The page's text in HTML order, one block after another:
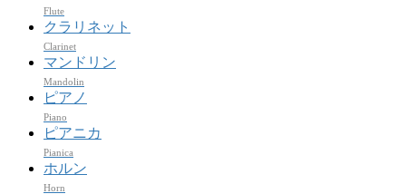
Flute
クラリネット
Clarinet
マンドリン
Mandolin
ピアノ
Piano
ピアニカ
Pianica
ホルン
Horn